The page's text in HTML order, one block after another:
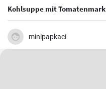
Kohlsuppe mit Tomatenmark
minipapkaci